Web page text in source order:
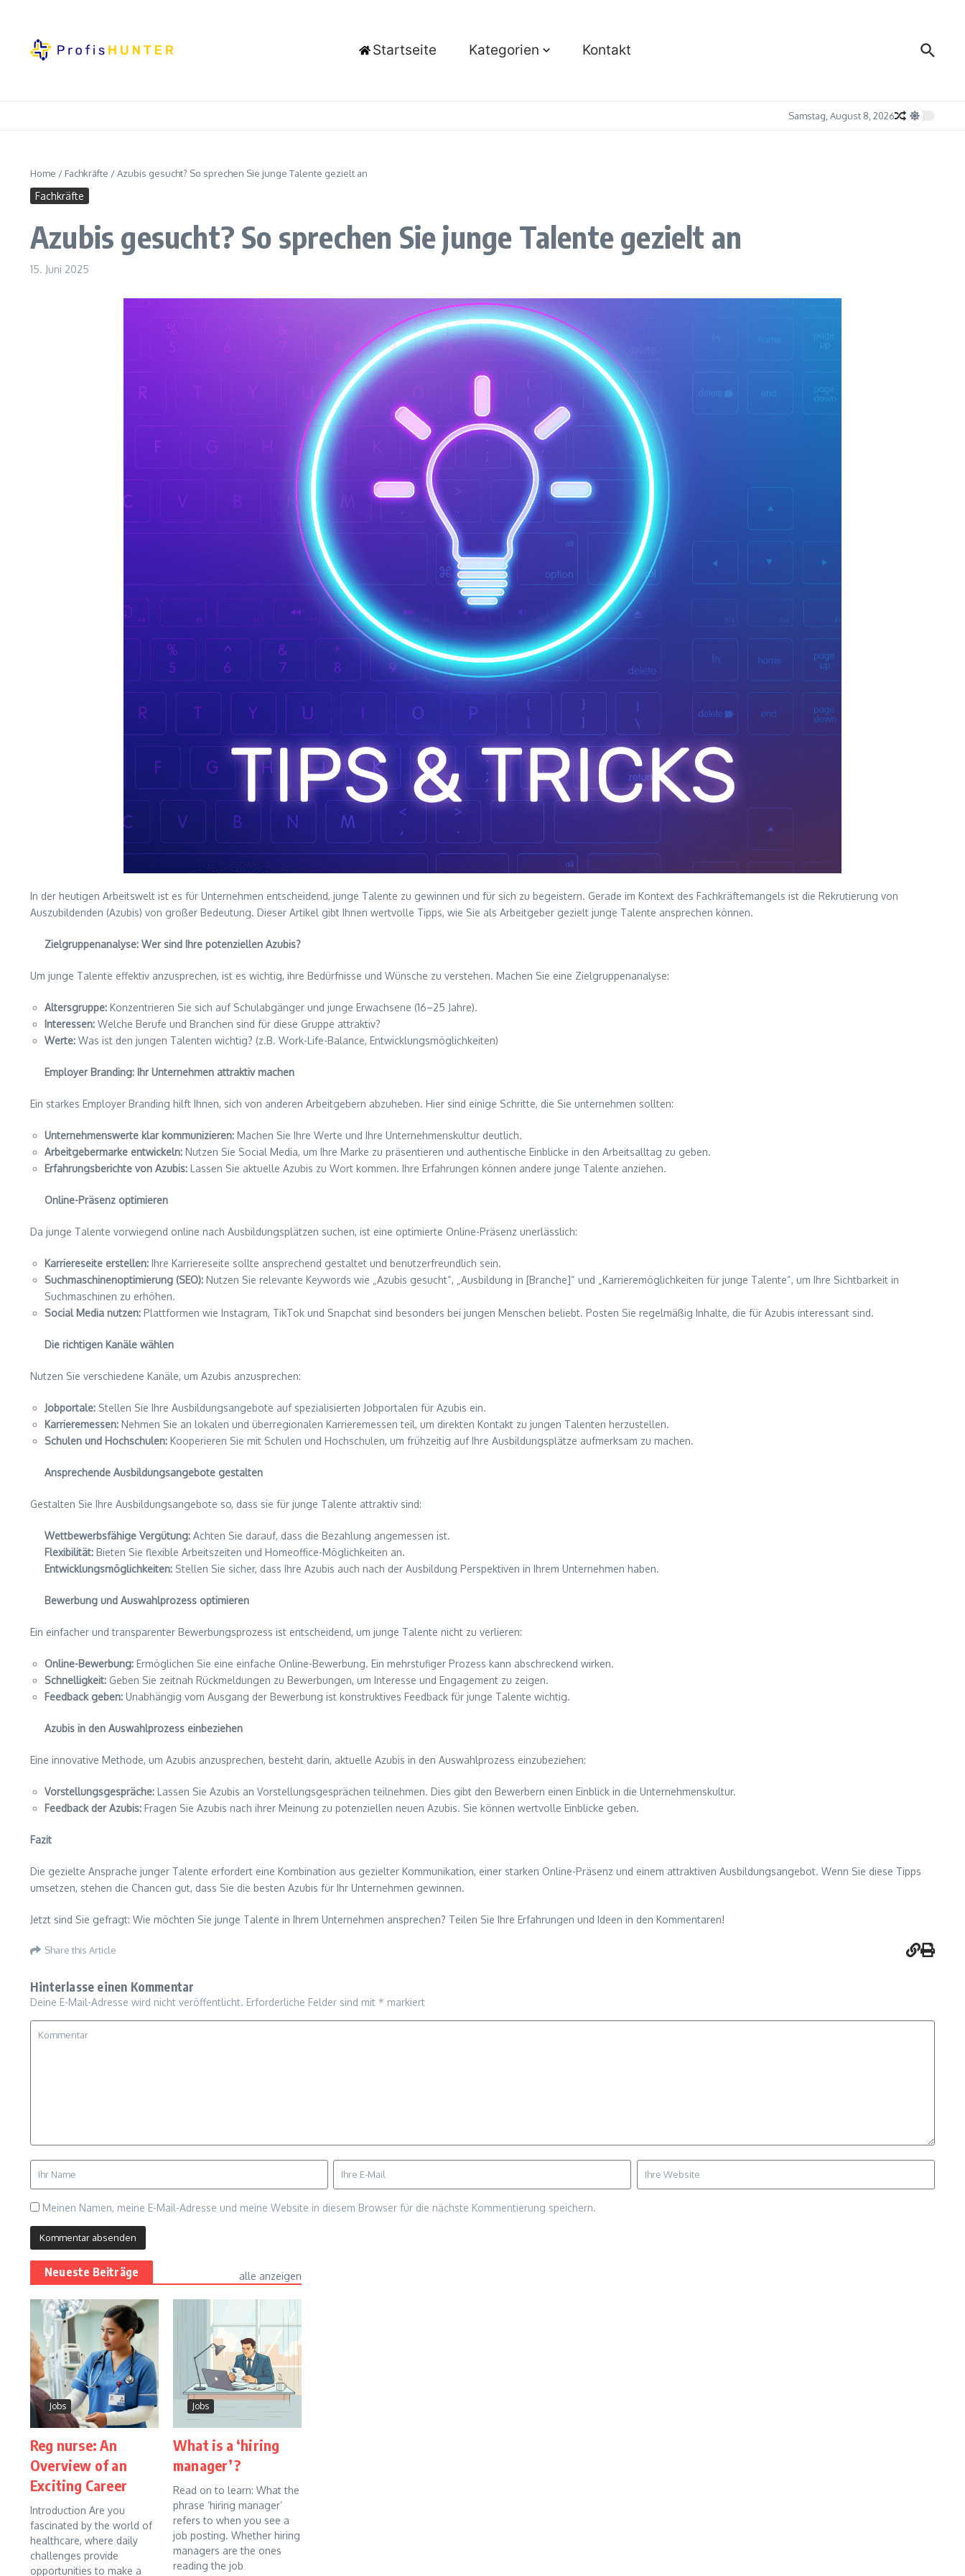
Startseite Kategorien Kontakt
Samstag, August 8, 2026
Home / Fachkräfte /Azubis gesucht? So sprechen Sie junge Talente gezielt an
Fachkräfte
Azubis gesucht? So sprechen Sie junge Talente gezielt an
15. Juni 2025
In der heutigen Arbeitswelt ist es für Unternehmen entscheidend, junge Talente zu gewinnen und für sich zu begeistern. Gerade im Kontext des Fachkräftemangels ist die Rekrutierung von
Auszubildenden (Azubis) von großer Bedeutung. Dieser Artikel gibt Ihnen wertvolle Tipps, wie Sie als Arbeitgeber gezielt junge Talente ansprechen können.
Zielgruppenanalyse: Wer sind Ihre potenziellen Azubis?
Um junge Talente effektiv anzusprechen, ist es wichtig, ihre Bedürfnisse und Wünsche zu verstehen. Machen Sie eine Zielgruppenanalyse:
Altersgruppe: Konzentrieren Sie sich auf Schulabgänger und junge Erwachsene (16–25 Jahre).
Interessen: Welche Berufe und Branchen sind für diese Gruppe attraktiv?
Werte: Was ist den jungen Talenten wichtig? (z.B. Work-Life-Balance, Entwicklungsmöglichkeiten)
Employer Branding: Ihr Unternehmen attraktiv machen
Ein starkes Employer Branding hilft Ihnen, sich von anderen Arbeitgebern abzuheben. Hier sind einige Schritte, die Sie unternehmen sollten:
Unternehmenswerte klar kommunizieren: Machen Sie Ihre Werte und Ihre Unternehmenskultur deutlich.
Arbeitgebermarke entwickeln: Nutzen Sie Social Media, um Ihre Marke zu präsentieren und authentische Einblicke in den Arbeitsalltag zu geben.
Erfahrungsberichte von Azubis: Lassen Sie aktuelle Azubis zu Wort kommen. Ihre Erfahrungen können andere junge Talente anziehen.
Online-Präsenz optimieren
Da junge Talente vorwiegend online nach Ausbildungsplätzen suchen, ist eine optimierte Online-Präsenz unerlässlich:
Karriereseite erstellen: Ihre Karriereseite sollte ansprechend gestaltet und benutzerfreundlich sein.
Suchmaschinenoptimierung (SEO): Nutzen Sie relevante Keywords wie „Azubis gesucht“, „Ausbildung in [Branche]“ und „Karrieremöglichkeiten für junge Talente“, um Ihre Sichtbarkeit in
Suchmaschinen zu erhöhen.
Social Media nutzen: Plattformen wie Instagram, TikTok und Snapchat sind besonders bei jungen Menschen beliebt. Posten Sie regelmäßig Inhalte, die für Azubis interessant sind.
Die richtigen Kanäle wählen
Nutzen Sie verschiedene Kanäle, um Azubis anzusprechen:
Jobportale: Stellen Sie Ihre Ausbildungsangebote auf spezialisierten Jobportalen für Azubis ein.
Karrieremessen: Nehmen Sie an lokalen und überregionalen Karrieremessen teil, um direkten Kontakt zu jungen Talenten herzustellen.
Schulen und Hochschulen: Kooperieren Sie mit Schulen und Hochschulen, um frühzeitig auf Ihre Ausbildungsplätze aufmerksam zu machen.
Ansprechende Ausbildungsangebote gestalten
Gestalten Sie Ihre Ausbildungsangebote so, dass sie für junge Talente attraktiv sind:
Wettbewerbsfähige Vergütung: Achten Sie darauf, dass die Bezahlung angemessen ist.
Flexibilität: Bieten Sie flexible Arbeitszeiten und Homeoffice-Möglichkeiten an.
Entwicklungsmöglichkeiten: Stellen Sie sicher, dass Ihre Azubis auch nach der Ausbildung Perspektiven in Ihrem Unternehmen haben.
Bewerbung und Auswahlprozess optimieren
Ein einfacher und transparenter Bewerbungsprozess ist entscheidend, um junge Talente nicht zu verlieren:
Online-Bewerbung: Ermöglichen Sie eine einfache Online-Bewerbung. Ein mehrstufiger Prozess kann abschreckend wirken.
Schnelligkeit: Geben Sie zeitnah Rückmeldungen zu Bewerbungen, um Interesse und Engagement zu zeigen.
Feedback geben: Unabhängig vom Ausgang der Bewerbung ist konstruktives Feedback für junge Talente wichtig.
Azubis in den Auswahlprozess einbeziehen
Eine innovative Methode, um Azubis anzusprechen, besteht darin, aktuelle Azubis in den Auswahlprozess einzubeziehen:
Vorstellungsgespräche: Lassen Sie Azubis an Vorstellungsgesprächen teilnehmen. Dies gibt den Bewerbern einen Einblick in die Unternehmenskultur.
Feedback der Azubis: Fragen Sie Azubis nach ihrer Meinung zu potenziellen neuen Azubis. Sie können wertvolle Einblicke geben.
Fazit
Die gezielte Ansprache junger Talente erfordert eine Kombination aus gezielter Kommunikation, einer starken Online-Präsenz und einem attraktiven Ausbildungsangebot. Wenn Sie diese Tipps
umsetzen, stehen die Chancen gut, dass Sie die besten Azubis für Ihr Unternehmen gewinnen.
Jetzt sind Sie gefragt: Wie möchten Sie junge Talente in Ihrem Unternehmen ansprechen? Teilen Sie Ihre Erfahrungen und Ideen in den Kommentaren!
Share this Article
Hinterlasse einen Kommentar
Deine E-Mail-Adresse wird nicht veröffentlicht. Erforderliche Felder sind mit * markiert
Meinen Namen, meine E-Mail-Adresse und meine Website in diesem Browser für die nächste Kommentierung speichern.
Neueste Beiträge alle anzeigen
Jobs
Reg nurse: An
Overview of an
Exciting Career
Introduction Are you
fascinated by the world of
healthcare, where daily
challenges provide
opportunities to make a
Jobs
What is a ‘hiring
manager’?
Read on to learn: What the
phrase ‘hiring manager’
refers to when you see a
job posting. Whether hiring
managers are the ones
reading the job